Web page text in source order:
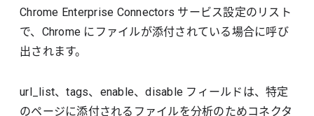
Chrome Enterprise Connectors サービス設定のリスト
で、Chrome にファイルが添付されている場合に呼び
出されます。
url_list、tags、enable、disable フィールドは、特定
のページに添付されるファイルを分析のためコネクタ